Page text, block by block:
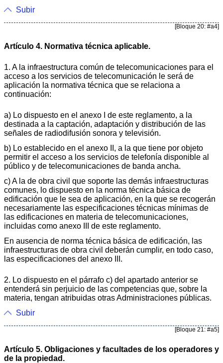
Subir
[Bloque 20: #a4]
Artículo 4. Normativa técnica aplicable.
1. A la infraestructura común de telecomunicaciones para el
acceso a los servicios de telecomunicación le será de
aplicación la normativa técnica que se relaciona a
continuación:
a) Lo dispuesto en el anexo I de este reglamento, a la
destinada a la captación, adaptación y distribución de las
señales de radiodifusión sonora y televisión.
b) Lo establecido en el anexo II, a la que tiene por objeto
permitir el acceso a los servicios de telefonía disponible al
público y de telecomunicaciones de banda ancha.
c) A la de obra civil que soporte las demás infraestructuras
comunes, lo dispuesto en la norma técnica básica de
edificación que le sea de aplicación, en la que se recogerán
necesariamente las especificaciones técnicas mínimas de
las edificaciones en materia de telecomunicaciones,
incluidas como anexo III de este reglamento.
En ausencia de norma técnica básica de edificación, las
infraestructuras de obra civil deberán cumplir, en todo caso,
las especificaciones del anexo III.
2. Lo dispuesto en el párrafo c) del apartado anterior se
entenderá sin perjuicio de las competencias que, sobre la
materia, tengan atribuidas otras Administraciones públicas.
Subir
[Bloque 21: #a5]
Artículo 5. Obligaciones y facultades de los operadores y
de la propiedad.